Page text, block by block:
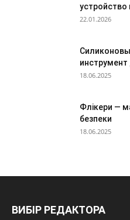
устройство
22.01.2026
18.06.2025
Флікери —
безпеки
18.06.2025
ВИБІР РЕДАКТОРА